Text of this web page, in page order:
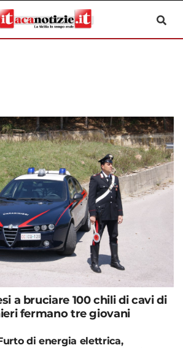
a bruciare 100 chili di cavi di
fermano tre giovani
di energia elettrica,